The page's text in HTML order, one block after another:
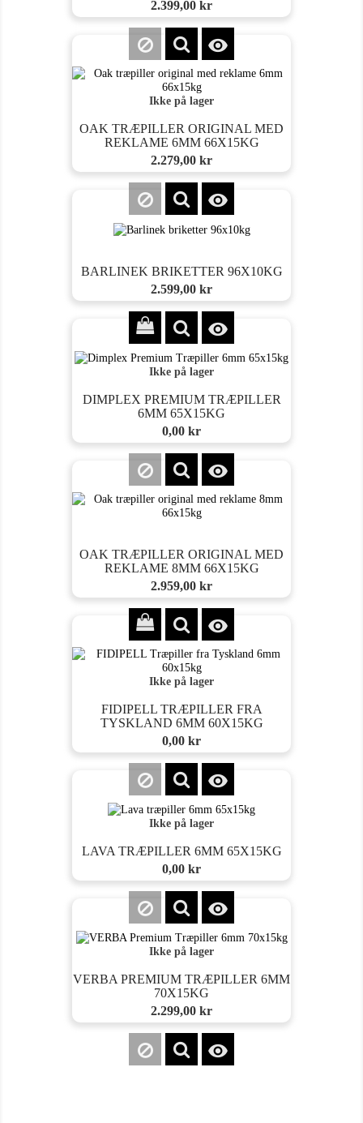
Pris
2.399,00 kr

Ikke på lager
OAK TRÆPILLER ORIGINAL MED
REKLAME 6MM 66X15KG
Pris
2.279,00 kr

BARLINEK BRIKETTER 96X10KG
Pris
2.599,00 kr

Ikke på lager
DIMPLEX PREMIUM TRÆPILLER
6MM 65X15KG
Pris
0,00 kr

OAK TRÆPILLER ORIGINAL MED
REKLAME 8MM 66X15KG
Pris
2.959,00 kr

Ikke på lager
FIDIPELL TRÆPILLER FRA
TYSKLAND 6MM 60X15KG
Pris
0,00 kr

Ikke på lager
LAVA TRÆPILLER 6MM 65X15KG
Pris
0,00 kr

Ikke på lager
VERBA PREMIUM TRÆPILLER 6MM
70X15KG
Pris
2.299,00 kr
